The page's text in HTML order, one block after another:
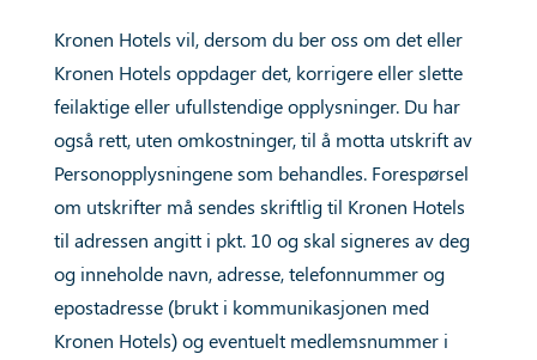
Kronen Hotels vil, dersom du ber oss om det eller
Kronen Hotels oppdager det, korrigere eller slette
feilaktige eller ufullstendige opplysninger. Du har
også rett, uten omkostninger, til å motta utskrift av
Personopplysningene som behandles. Forespørsel
om utskrifter må sendes skriftlig til Kronen Hotels
til adressen angitt i pkt. 10 og skal signeres av deg
og inneholde navn, adresse, telefonnummer og
epostadresse (brukt i kommunikasjonen med
Kronen Hotels) og eventuelt medlemsnummer i